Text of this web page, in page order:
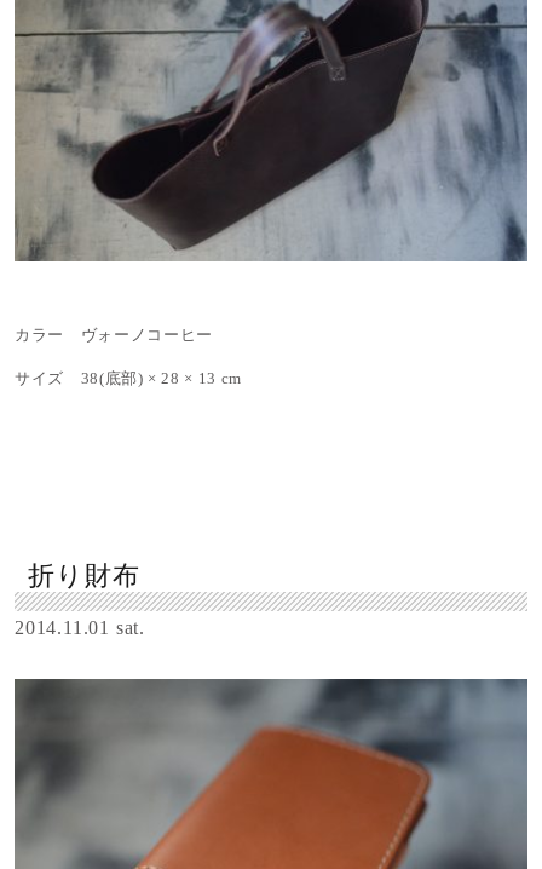
カラー ヴォーノコーヒー
サイズ 38(底部) × 28 × 13 cm
折り財布
2014.11.01 sat.